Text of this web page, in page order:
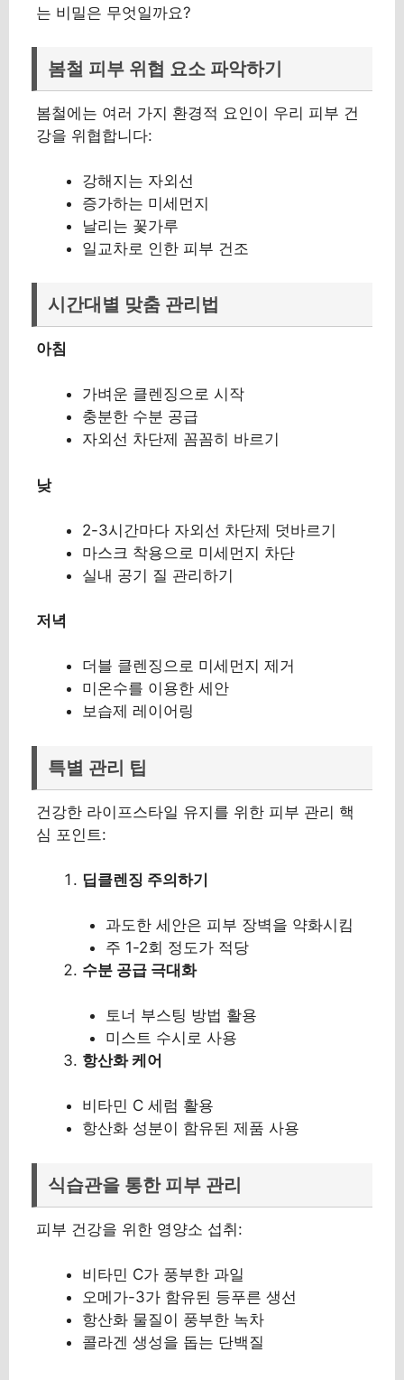
는 비밀은 무엇일까요?
봄철 피부 위협 요소 파악하기
봄철에는 여러 가지 환경적 요인이 우리 피부 건
강을 위협합니다:
강해지는 자외선
증가하는 미세먼지
날리는 꽃가루
일교차로 인한 피부 건조
시간대별 맞춤 관리법
아침
가벼운 클렌징으로 시작
충분한 수분 공급
자외선 차단제 꼼꼼히 바르기
낮
2-3시간마다 자외선 차단제 덧바르기
마스크 착용으로 미세먼지 차단
실내 공기 질 관리하기
저녁
더블 클렌징으로 미세먼지 제거
미온수를 이용한 세안
보습제 레이어링
특별 관리 팁
건강한 라이프스타일 유지를 위한 피부 관리 핵
심 포인트:
딥클렌징 주의하기
과도한 세안은 피부 장벽을 약화시킴
주 1-2회 정도가 적당
수분 공급 극대화
토너 부스팅 방법 활용
미스트 수시로 사용
항산화 케어
비타민 C 세럼 활용
항산화 성분이 함유된 제품 사용
식습관을 통한 피부 관리
피부 건강을 위한 영양소 섭취:
비타민 C가 풍부한 과일
오메가-3가 함유된 등푸른 생선
항산화 물질이 풍부한 녹차
콜라겐 생성을 돕는 단백질